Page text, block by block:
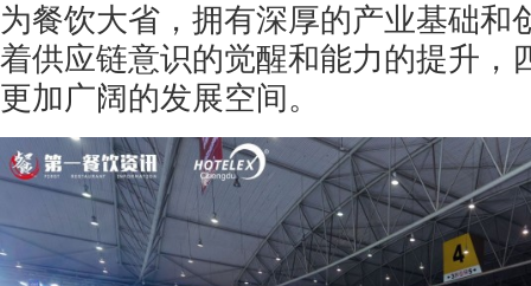
为餐饮大省，拥有深厚的产业基础和
着供应链意识的觉醒和能力的提升，
更加广阔的发展空间。